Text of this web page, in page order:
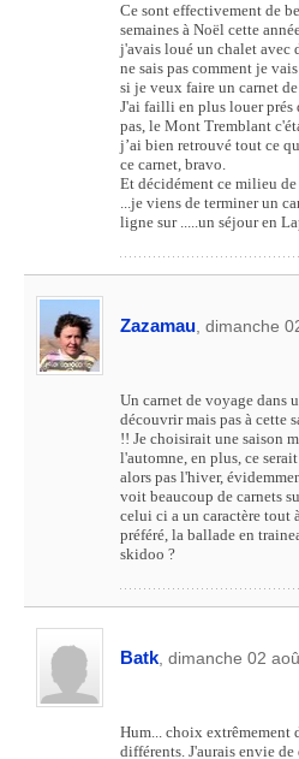
Ce sont effectivement de
semaines à Noël cette
j'avais loué un chalet avec
ne sais pas comment je
si je veux faire un carnet
J'ai failli en plus louer prés
pas, le Mont Tremblant
j’ai bien retrouvé tout ce
ce carnet, bravo.
Et décidément ce milieu
...je viens de terminer un
ligne sur .....un séjour en
Zazamau , dimanche
Un carnet de voyage dans
découvrir mais pas à cette
!! Je choisirait une saison
l'automne, en plus, ce
alors pas l'hiver,
voit beaucoup de carnets
celui ci a un caractère tout
préféré, la ballade en
skidoo ?
Batk , dimanche 02
Hum... choix
différents. J'aurais envie